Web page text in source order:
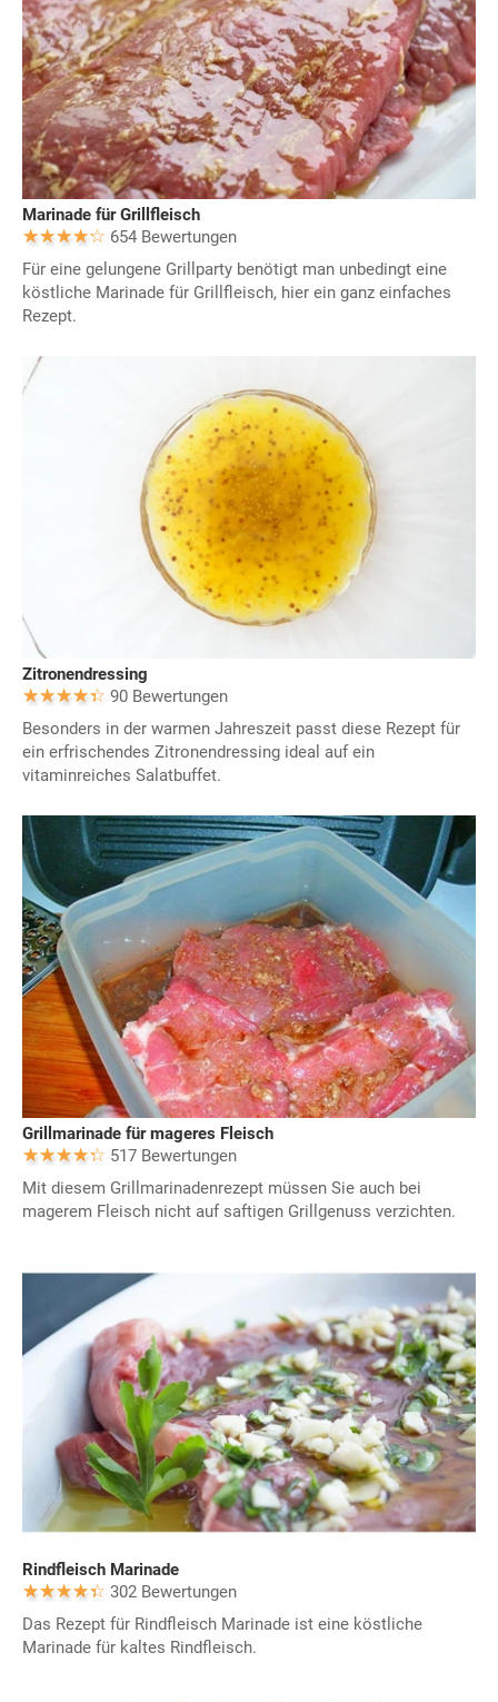
Marinade für Grillfleisch
654 Bewertungen
Für eine gelungene Grillparty benötigt man unbedingt eine
köstliche Marinade für Grillfleisch, hier ein ganz einfaches
Rezept.
Zitronendressing
90 Bewertungen
Besonders in der warmen Jahreszeit passt diese Rezept für
ein erfrischendes Zitronendressing ideal auf ein
vitaminreiches Salatbuffet.
Grillmarinade für mageres Fleisch
517 Bewertungen
Mit diesem Grillmarinadenrezept müssen Sie auch bei
magerem Fleisch nicht auf saftigen Grillgenuss verzichten.
Rindfleisch Marinade
302 Bewertungen
Das Rezept für Rindfleisch Marinade ist eine köstliche
Marinade für kaltes Rindfleisch.